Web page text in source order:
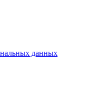
данных